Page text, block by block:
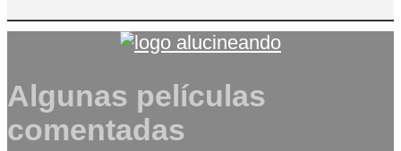
Algunas películas
comentadas